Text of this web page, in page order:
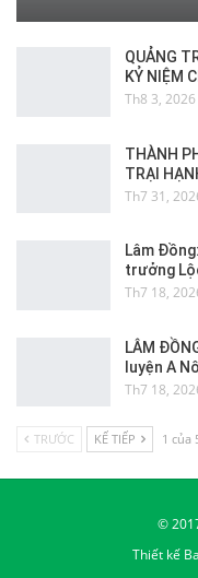
QUẢNG
KỶ NIỆM
Th8 3, 2026
THÀNH
TRẠI
Th7 31,
Lâm
trưởng
Th7 18,
LÂM
luyện A
Th7 18,
TRƯỚC KẾ TIẾP 1 của
©
Thiết kế